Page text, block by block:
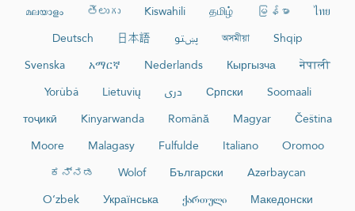
മലയാളം
తెలుగు Kiswahili தமிழ் မြန်မာ
ไทย
Deutsch
日本語 پښتو অসমীয়া
Shqip
Svenska
አማርኛ Nederlands Кыргызча
नेपाली
Yorùbá
Lietuvių دری Српски
Soomaali
тоҷикӣ
Kinyarwanda Română Magyar
Čeština
Moore
Malagasy Fulfulde Italiano
Oromoo
ಕನ್ನಡ
Wolof Български
Azərbaycan
O‘zbek
Українська ქართული
Македонски